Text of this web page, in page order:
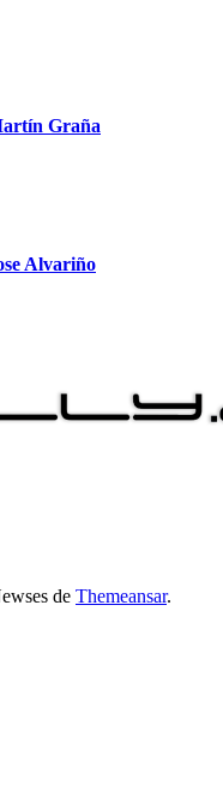
Graña
Alvariño
de Themeansar.